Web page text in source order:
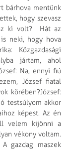
bárhova mentünk
hogy szevasz
ki volt? Hát az
neki, hogy hova
Közgazdasági
jártam, ahol
Na, ennyi fiú
József fiatal
körében?József:
testsúlyom akkor
képest. Az én
velem kijönni a
vékony voltam.
gazdag maszek